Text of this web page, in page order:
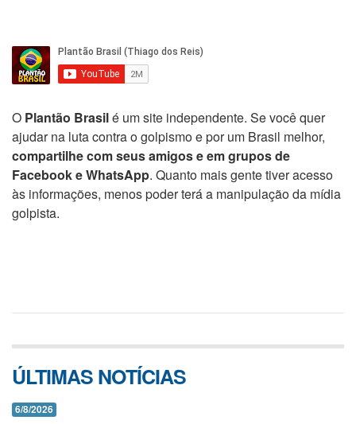
O Plantão Brasilé um site independente. Se você quer
ajudar na luta contra o golpismo e por um Brasil melhor,
compartilhe com seus amigos e em grupos de
Facebook e WhatsApp. Quanto mais gente tiver acesso
às informações, menos poder terá a manipulação da mídia
golpista.
ÚLTIMAS NOTÍCIAS
6/8/2026